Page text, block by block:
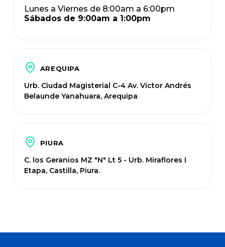
Lunes a Viernes de 8:00am a 6:00pm
Sábados de 9:00am a 1:00pm
AREQUIPA
Urb. Ciudad Magisterial C-4 Av. Víctor Andrés
Belaunde Yanahuara, Arequipa
PIURA
C. los Geranios MZ "N" Lt 5 - Urb. Miraflores I
Etapa, Castilla, Piura.